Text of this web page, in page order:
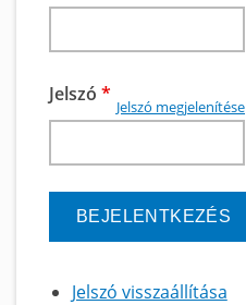
Jelszó *
Jelszó megjelenítése
Jelszó visszaállítása